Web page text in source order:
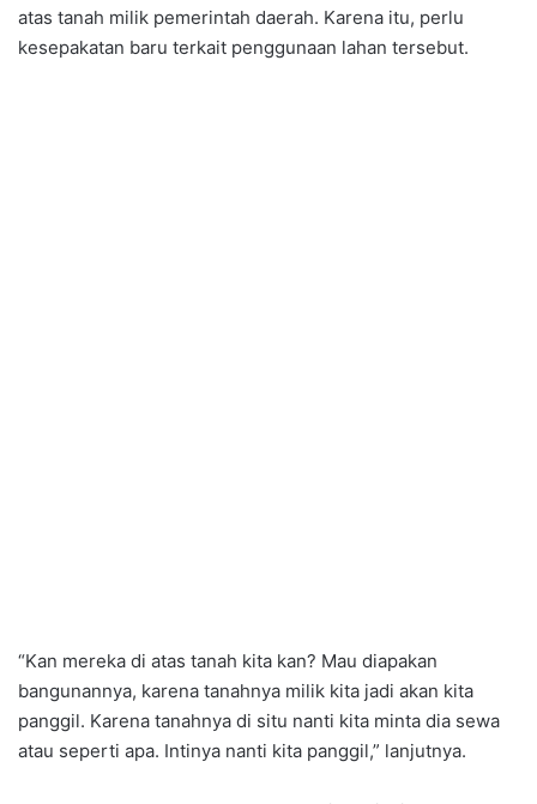
atas tanah milik pemerintah daerah. Karena itu, perlu
kesepakatan baru terkait penggunaan lahan tersebut.
“Kan mereka di atas tanah kita kan? Mau diapakan
bangunannya, karena tanahnya milik kita jadi akan kita
panggil. Karena tanahnya di situ nanti kita minta dia sewa
atau seperti apa. Intinya nanti kita panggil,” lanjutnya.